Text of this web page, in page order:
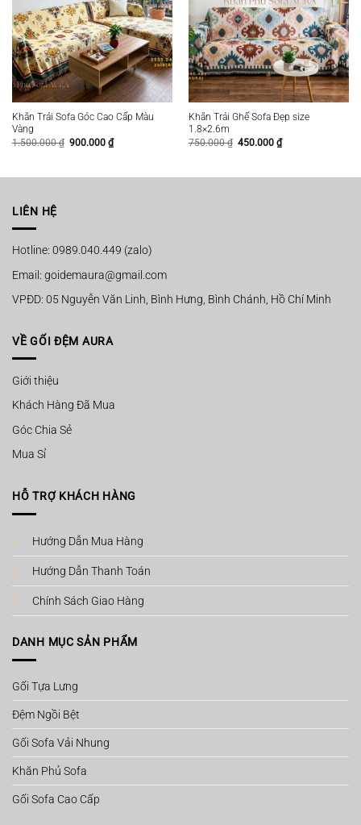
Khăn Trải Sofa Góc Cao Cấp Màu
Vàng
1.500.000₫ Giá
900.000₫Giá
900.000 ₫.
Khăn Trải Ghế Sofa Đẹp size
1.8×2.6m
750.000₫ Giá
450.000₫Giá
450.000 ₫.
LIÊN HỆ
Hotline: 0989.040.449 (zalo)
Email: goidemaura@gmail.com
VPĐD: 05 Nguyễn Văn Linh, Bình Hưng, Bình Chánh, Hồ Chí Minh
VỀ GỐI ĐỆM AURA
Giới thiệu
Khách Hàng Đã Mua
Góc Chia Sẻ
Mua Sỉ
HỖ TRỢ KHÁCH HÀNG
Hướng Dẫn Mua Hàng
Hướng Dẫn Thanh Toán
Chính Sách Giao Hàng
DANH MỤC SẢN PHẨM
Gối Tựa Lưng
Đệm Ngồi Bệt
Gối Sofa Vải Nhung
Khăn Phủ Sofa
Gối Sofa Cao Cấp